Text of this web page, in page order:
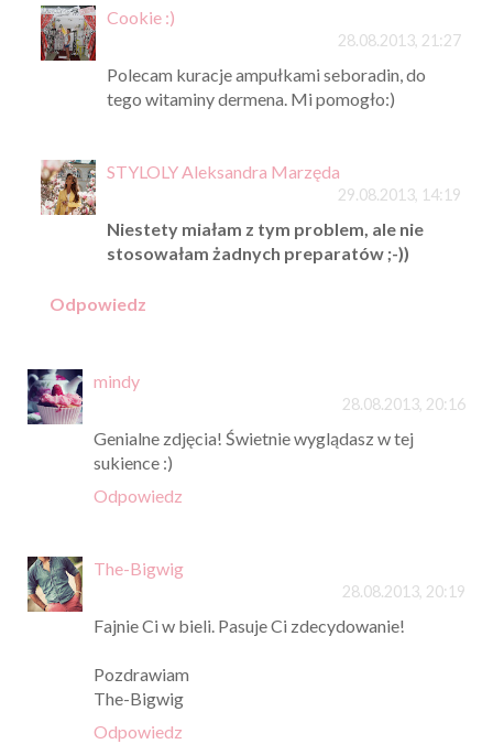
Cookie :)
28.08.2013, 21:27
Polecam kuracje ampułkami seboradin, do
tego witaminy dermena. Mi pomogło:)
STYLOLY Aleksandra Marzęda
29.08.2013, 14:19
Niestety miałam z tym problem, ale nie
stosowałam żadnych preparatów ;-))
Odpowiedz
mindy
28.08.2013, 20:16
Genialne zdjęcia! Świetnie wyglądasz w tej
sukience :)
Odpowiedz
The-Bigwig
28.08.2013, 20:19
Fajnie Ci w bieli. Pasuje Ci zdecydowanie!
Pozdrawiam
The-Bigwig
Odpowiedz